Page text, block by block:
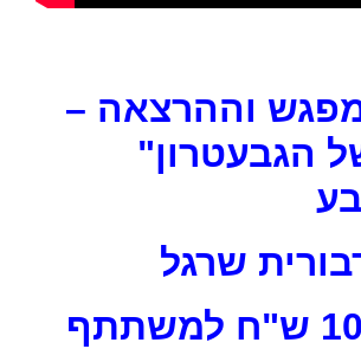
וההרצאה –
הגבעטרון"
שרגל